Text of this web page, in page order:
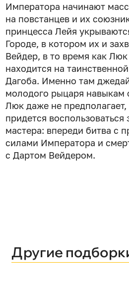
Императора начинают
на повстанцев и их
принцесса Лейя
Городе, в котором их и
Вейдер, в то время как
находится на
Дагоба. Именно там
молодого рыцаря навыкам
Люк даже не
придется воспользоваться
мастера: впереди битва с
силами Императора и
с Дартом Вейдером.
Другие